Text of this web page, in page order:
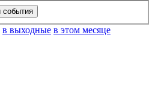
в выходные в этом месяце